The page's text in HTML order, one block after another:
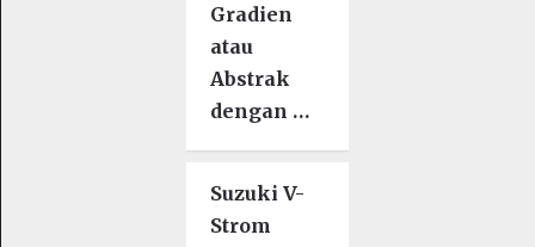
Gradien
atau
Abstrak
dengan …
Suzuki V-
Strom